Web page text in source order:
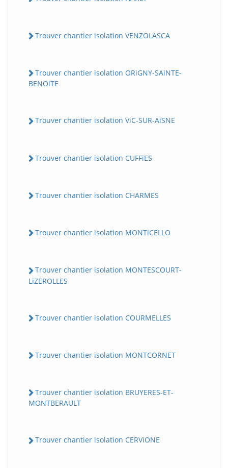
Trouver chantier isolation VENZOLASCA
Trouver chantier isolation ORiGNY-SAiNTE-
BENOiTE
Trouver chantier isolation ViC-SUR-AiSNE
Trouver chantier isolation CUFFiES
Trouver chantier isolation CHARMES
Trouver chantier isolation MONTiCELLO
Trouver chantier isolation MONTESCOURT-
LiZEROLLES
Trouver chantier isolation COURMELLES
Trouver chantier isolation MONTCORNET
Trouver chantier isolation BRUYERES-ET-
MONTBERAULT
Trouver chantier isolation CERViONE